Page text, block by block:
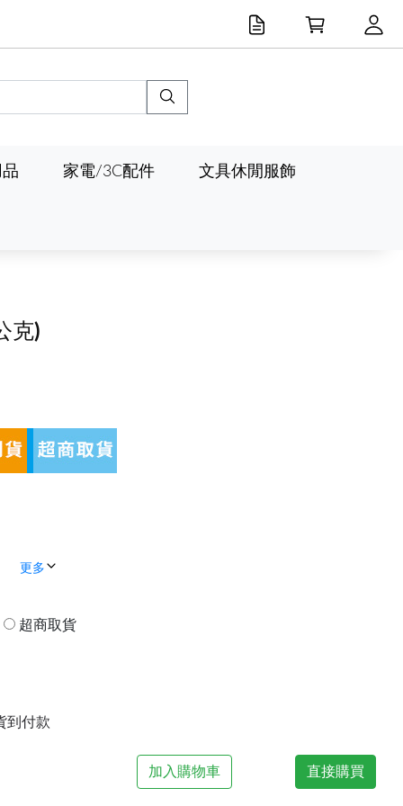
家電/3C配件 文具休閒服飾
克)
更多
超商取貨
到付款
加入購物車 直接購買